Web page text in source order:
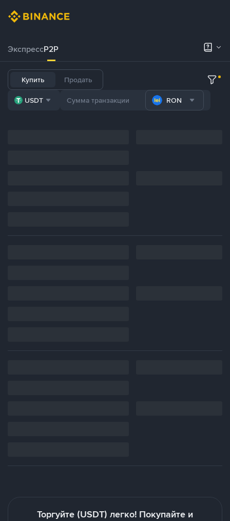
ЭкспрессP2P
Купить Продать
USDT RON
Торгуйте (USDT) легко! Покупайте и